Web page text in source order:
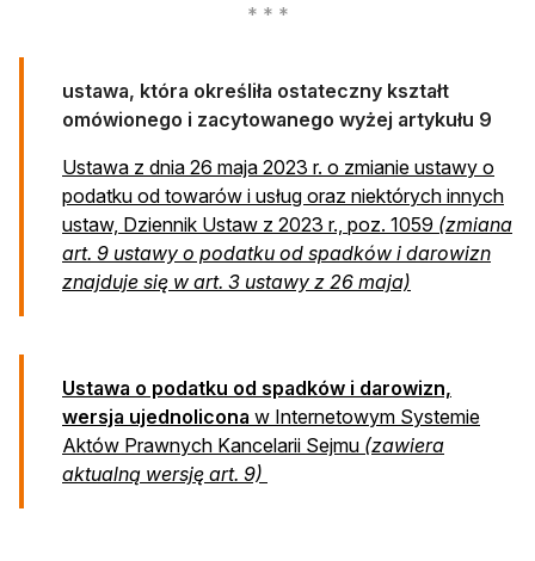
ustawa, która określiła ostateczny kształt
omówionego i zacytowanego wyżej artykułu 9
Ustawa z dnia 26 maja 2023 r. o zmianie ustawy o
podatku od towarów i usług oraz niektórych innych
ustaw, Dziennik Ustaw z 2023 r., poz. 1059 (zmiana
art. 9 ustawy o podatku od spadków i darowizn
znajduje się w art. 3 ustawy z 26 maja)
Ustawa o podatku od spadków i darowizn,
wersja ujednolicona w Internetowym Systemie
Aktów Prawnych Kancelarii Sejmu (zawiera
aktualną wersję art. 9)